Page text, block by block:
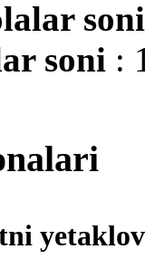
soni
soni :